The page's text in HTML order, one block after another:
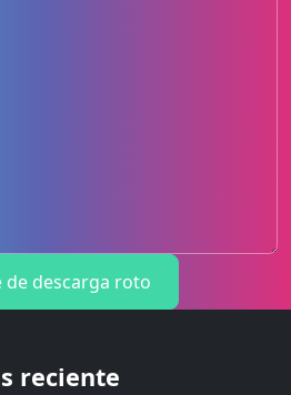
descarga roto
reciente